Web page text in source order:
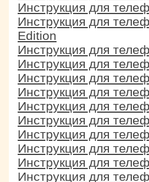
Инструкция для
Инструкция для
Edition
Инструкция для
Инструкция для
Инструкция для
Инструкция для
Инструкция для
Инструкция для
Инструкция для
Инструкция для
Инструкция для
Инструкция для